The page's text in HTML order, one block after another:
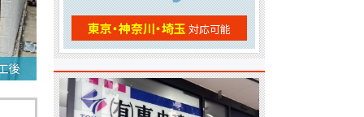
後
東京・神奈川・埼玉 対応可能